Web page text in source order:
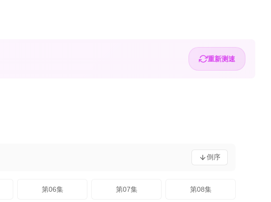
重新测速
倒序
第06集 第07集 第08集